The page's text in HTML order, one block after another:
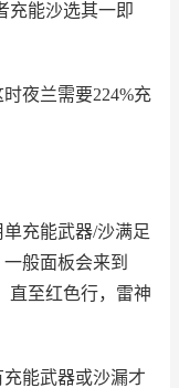
充能沙选其一即
夜兰需要224%充
充能武器/沙满足
般面板会来到
直至红色行，雷神
能武器或沙漏才